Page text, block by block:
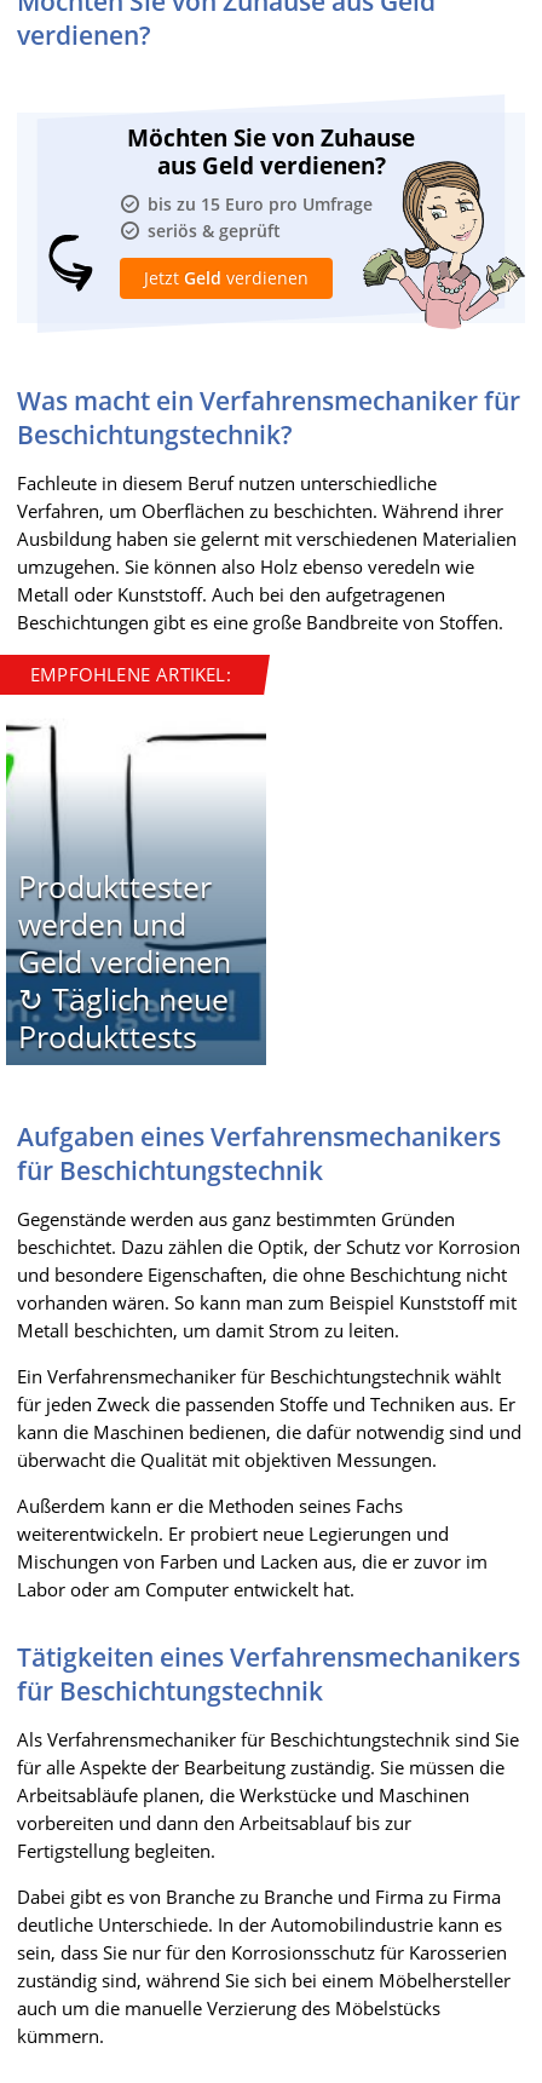
verdienen?
Möchten Sie von Zuhause
aus Geld verdienen?
bis zu 15 Euro pro Umfrage
seriös & geprüft
Jetzt Geld verdienen
Was macht ein Verfahrensmechaniker für
Beschichtungstechnik?
Fachleute in diesem Beruf nutzen unterschiedliche
Verfahren, um Oberflächen zu beschichten. Während ihrer
Ausbildung haben sie gelernt mit verschiedenen Materialien
umzugehen. Sie können also Holz ebenso veredeln wie
Metall oder Kunststoff. Auch bei den aufgetragenen
Beschichtungen gibt es eine große Bandbreite von Stoffen.
EMPFOHLENE ARTIKEL:
Produkttester
werden und
Geld verdienen
↻ Täglich neue
Produkttests
Aufgaben eines Verfahrensmechanikers
für Beschichtungstechnik
Gegenstände werden aus ganz bestimmten Gründen
beschichtet. Dazu zählen die Optik, der Schutz vor Korrosion
und besondere Eigenschaften, die ohne Beschichtung nicht
vorhanden wären. So kann man zum Beispiel Kunststoff mit
Metall beschichten, um damit Strom zu leiten.
Ein Verfahrensmechaniker für Beschichtungstechnik wählt
für jeden Zweck die passenden Stoffe und Techniken aus. Er
kann die Maschinen bedienen, die dafür notwendig sind und
überwacht die Qualität mit objektiven Messungen.
Außerdem kann er die Methoden seines Fachs
weiterentwickeln. Er probiert neue Legierungen und
Mischungen von Farben und Lacken aus, die er zuvor im
Labor oder am Computer entwickelt hat.
Tätigkeiten eines Verfahrensmechanikers
für Beschichtungstechnik
Als Verfahrensmechaniker für Beschichtungstechnik sind Sie
für alle Aspekte der Bearbeitung zuständig. Sie müssen die
Arbeitsabläufe planen, die Werkstücke und Maschinen
vorbereiten und dann den Arbeitsablauf bis zur
Fertigstellung begleiten.
Dabei gibt es von Branche zu Branche und Firma zu Firma
deutliche Unterschiede. In der Automobilindustrie kann es
sein, dass Sie nur für den Korrosionsschutz für Karosserien
zuständig sind, während Sie sich bei einem Möbelhersteller
auch um die manuelle Verzierung des Möbelstücks
kümmern.